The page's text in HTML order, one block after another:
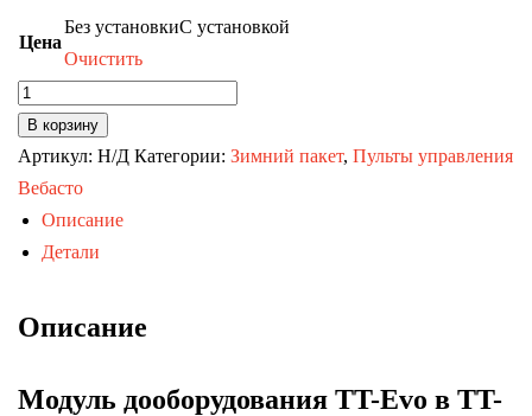
Цена
Без установкиС установкой
Очистить
Количество
товара
Комплект
дооборудования
TTEvo
в
В корзину
Артикул: Н/Д Категории: Зимний пакет, Пульты управления
Вебасто
Описание
Детали
Описание
Модуль дооборудования TT-Evo в TT-